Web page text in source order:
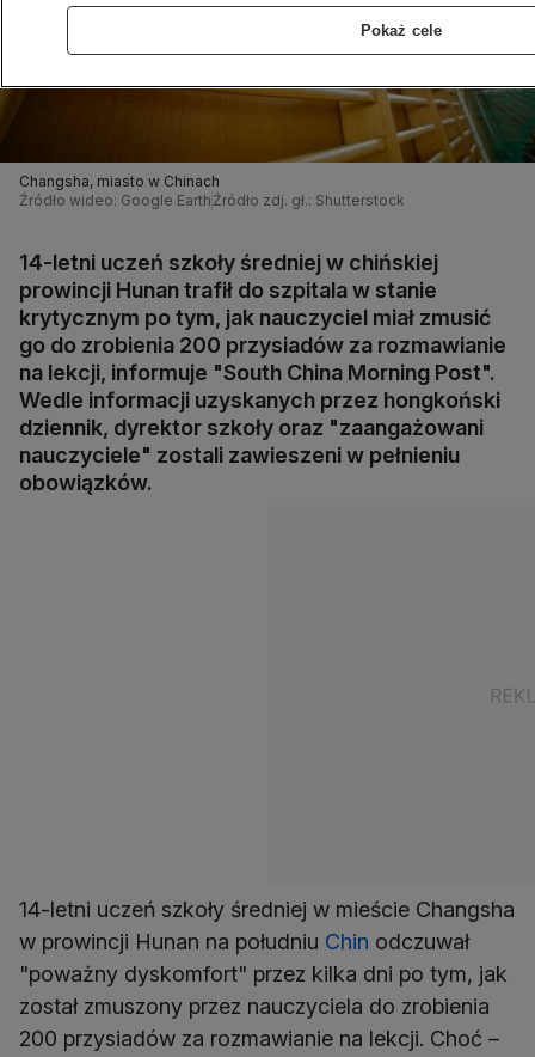
Changsha, miasto w Chinach
Źródło wideo: Google Earth Źródło zdj. gł.: Shutterstock
14-letni uczeń szkoły średniej w chińskiej
prowincji Hunan trafił do szpitala w stanie
krytycznym po tym, jak nauczyciel miał zmusić
go do zrobienia 200 przysiadów za rozmawianie
na lekcji, informuje "South China Morning Post".
Wedle informacji uzyskanych przez hongkoński
dziennik, dyrektor szkoły oraz "zaangażowani
nauczyciele" zostali zawieszeni w pełnieniu
obowiązków.
14-letni uczeń szkoły średniej w mieście Changsha
w prowincji Hunan na południu Chin odczuwał
"poważny dyskomfort" przez kilka dni po tym, jak
został zmuszony przez nauczyciela do zrobienia
200 przysiadów za rozmawianie na lekcji. Choć –
Pokaż cele